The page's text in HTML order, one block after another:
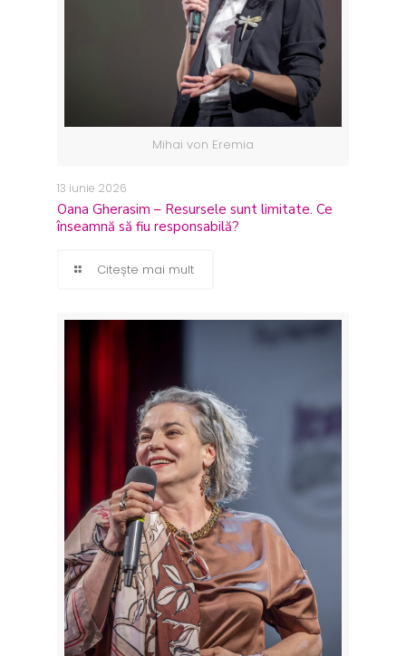
Mihai von Eremia
13 iunie 2026
Oana Gherasim – Resursele sunt limitate. Ce
înseamnă să fiu responsabilă?
Citește mai mult